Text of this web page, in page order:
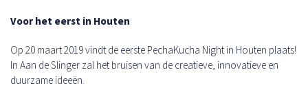
Voor het eerst in Houten
Op 20 maart 2019 vindt de eerste PechaKucha Night in Houten plaats!
In Aan de Slinger zal het bruisen van de creatieve, innovatieve en
duurzame ideeën.